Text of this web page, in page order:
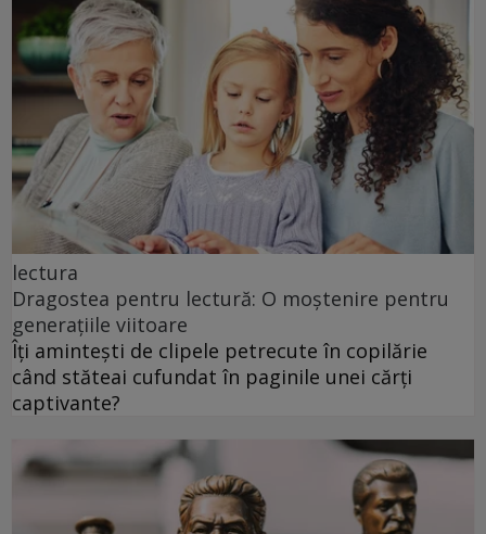
lectura
Dragostea pentru lectură: O moștenire pentru
generațiile viitoare
Îți amintești de clipele petrecute în copilărie
când stăteai cufundat în paginile unei cărți
captivante?